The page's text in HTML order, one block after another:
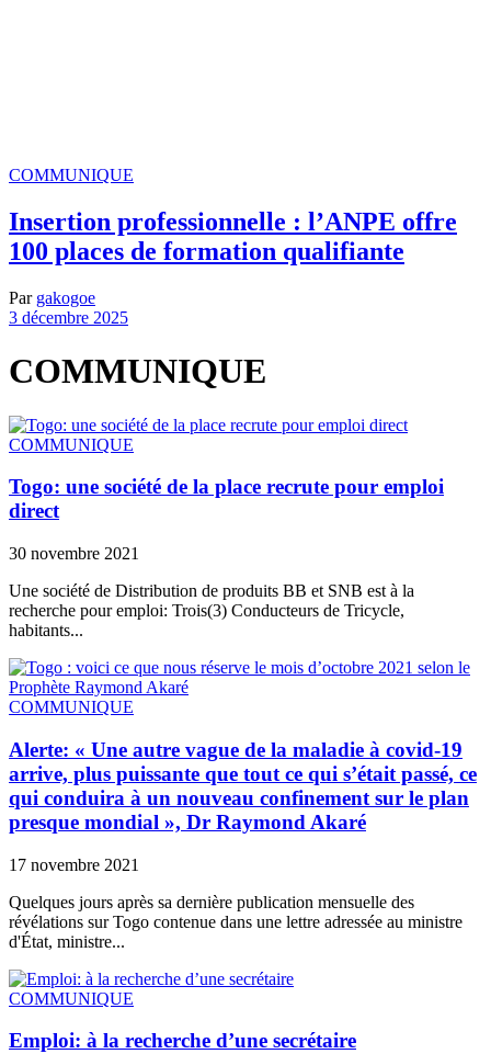
COMMUNIQUE
Insertion professionnelle : l’ANPE offre
100 places de formation qualifiante
Par gakogoe
3 décembre 2025
COMMUNIQUE
COMMUNIQUE
Togo: une société de la place recrute pour emploi
direct
30 novembre 2021
Une société de Distribution de produits BB et SNB est à la
recherche pour emploi: Trois(3) Conducteurs de Tricycle,
habitants...
COMMUNIQUE
Alerte: « Une autre vague de la maladie à covid-19
arrive, plus puissante que tout ce qui s’était passé, ce
qui conduira à un nouveau confinement sur le plan
presque mondial », Dr Raymond Akaré
17 novembre 2021
Quelques jours après sa dernière publication mensuelle des
révélations sur Togo contenue dans une lettre adressée au ministre
d'État, ministre...
COMMUNIQUE
Emploi: à la recherche d’une secrétaire